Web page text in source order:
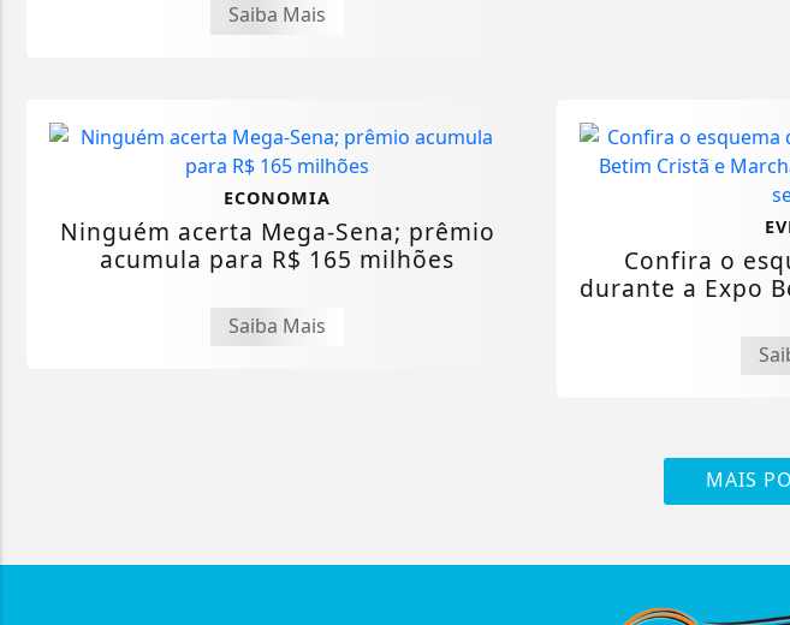
Saiba Mais
ECONOMIA
Ninguém acerta Mega-Sena; prêmio
acumula para R$ 165 milhões
Saiba Mais
Confira o
durante a Expo
MAIS